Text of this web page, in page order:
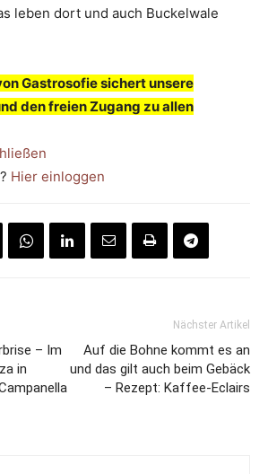
leben dort und auch Buckelwale
Gastrosofie sichert unsere
den freien Zugang zu allen
Hier einloggen
– Im
in
Nächster Artikel
Auf die Bohne kommt es an
und das gilt auch beim Gebäck
– Rezept: Kaffee-Eclairs